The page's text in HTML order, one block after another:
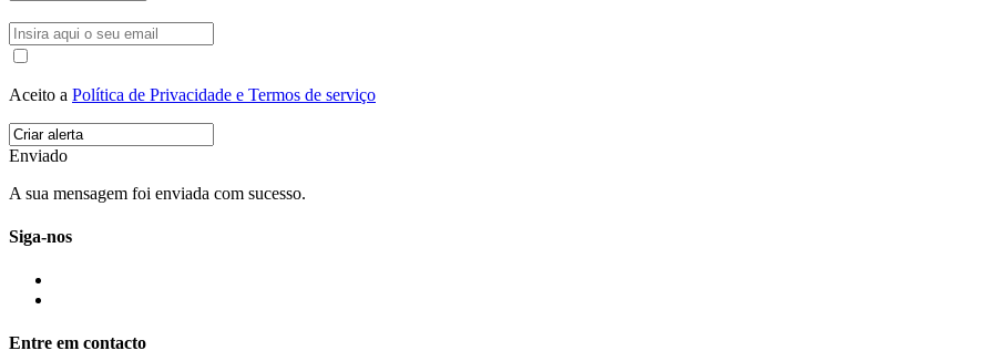
Aceito a Política de Privacidade e Termos de serviço
Enviado
A sua mensagem foi enviada com sucesso.
Siga-nos
Entre em contacto